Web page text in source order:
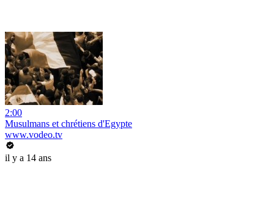
2:00
Musulmans et chrétiens d'Egypte
www.vodeo.tv
il y a 14 ans